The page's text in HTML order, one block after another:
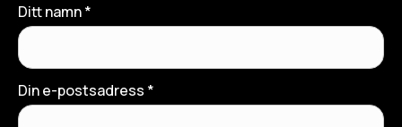
Ditt namn *
Din e-postsadress *